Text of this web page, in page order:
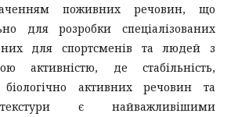
поживних речовин, що
для розробки спеціалізованих
для спортсменів та людей з
активністю, де стабільність,
біологічно активних речовин та
текстури є найважливішими